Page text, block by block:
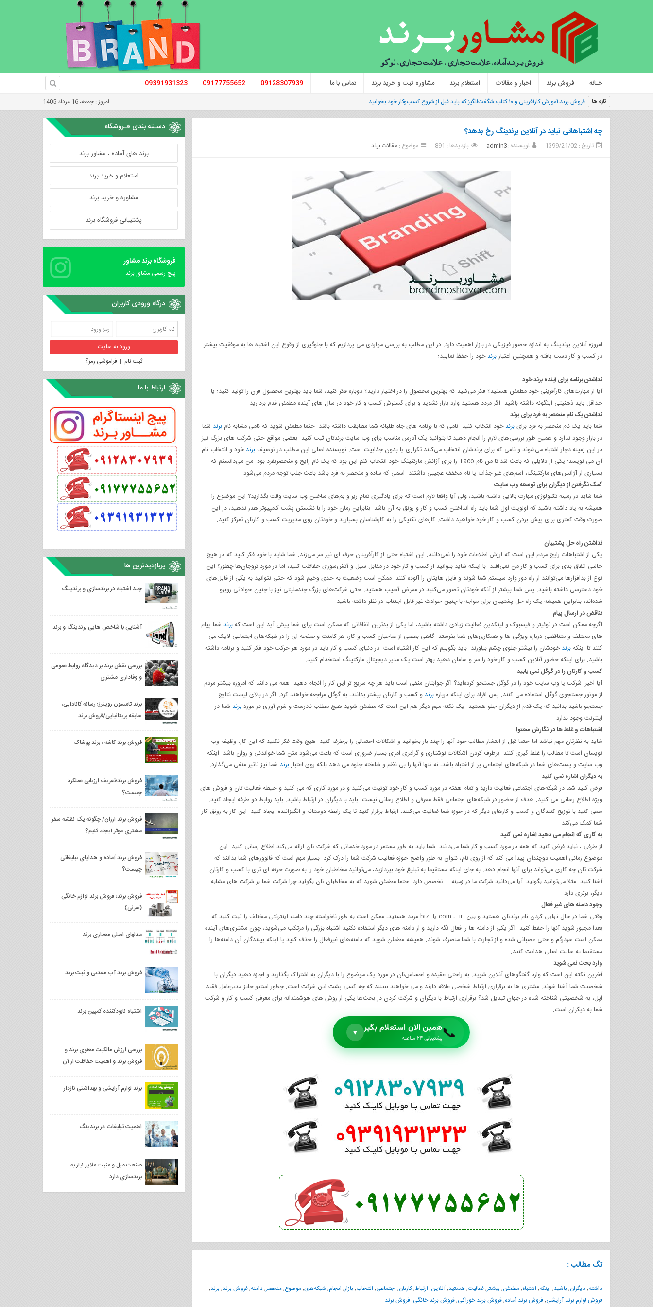
خـانه فروش برند اخبار و مقالات استعلام برند مشاوره ثبت و خرید برند تماس با ما 09128307939
09177755652
09391931323
تازه ها فروش برند،آموزش کارآفرینی و ۱۰ کتاب شگفت‌انگیز که باید قبل از شروع کسب‌وکار خود بخوانید امروز : جمعه، 16 مرداد 1405
چه اشتباهاتی نباید در آنلاین برندینگ رخ بدهد؟
تاریخ : 1399/21/02 نویسنده :admin3 بازدیدها : 891 موضوع : مقالات برند
امروزه آنلاین برندینگ به اندازه‌ حضور فیزیکی در بازار اهمیت دارد. در این مطلب به بررسی مواردی می پردازیم که با جلوگیری از وقوع این اشتباه ها به موفقیت بیشتر
در کسب و کار دست یافته و همچنین اعتباربرندخود را حفظ نمایید؛
نداشتن برنامه برای آینده برند خود
آیا از مهارت‌های کارآفرینی خود مطمئن هستید؟ فکر می‌کنید که بهترین محصول را در اختیار دارید؟ دوباره فکر کنید، شما باید بهترین محصول قرن را تولید کنید؛ یا
حداقل باید ذهنیتی اینگونه داشته باشید. اگر مردد هستید وارد بازار نشوید و برای گسترش کسب و کار خود در سال‌ های آینده مطمئن قدم بردارید.
نداشتن یک نام منحصر به فرد برای برند
شما باید یک نام منحصر ‌به فرد برایبرندخود انتخاب کنید. نامی که با برنامه ‌های جاه‌ طلبانه‌ شما مطابقت داشته باشد. حتما مطمئن شوید که نامی مشابه نام برند شما
در بازار وجود ندارد و همین طور بررسی‌های لازم را انجام دهید تا بتوانید یک آدرس مناسب برای وب ‌سایت برندتان ثبت کنید. بعضی مواقع حتی شرکت‌ های بزرگ نیز
در این زمینه دچار اشتباه می‌شوند و نامی که برای برندشان انتخاب می‌کنند تکراری یا بدون جذابیت است. نویسنده‌ اصلی این مطلب در توصیف برندخود و انتخاب نام
آن می ‌نویسد: یکی از دلایلی که باعث شد تا من نام Taco را برای آژانش مارکتینگ خود انتخاب کنم این بود که یک نام رایج و منحصر‌بفرد بود. من می‌دانستم که
بسیاری از آژانس‌های مارکتینگ، اسم‌های غیر جذاب یا نام مخفف عجیبی داشتند. اسمی که ساده و منحصر به فرد باشد باعث جلب توجه مردم می‌شود.
کمک نگرفتن از دیگران برای توسعه وب سایت
شما شاید در زمینه‌ تکنولوژی مهارت بالایی داشته باشید، ولی آیا واقعا لازم است که برای یادگیری تمام زیر و بم‌های ساختن وب‌ سایت وقت بگذارید؟ این موضوع را
همیشه به یاد داشته باشید که اولویت اول شما باید راه انداختن کسب و کار و رونق به آن باشد. بنابراین زمان خود را با نشستن پشت کامپیوتر هدر ندهید، در این
صورت وقت کمتری برای پیش‌ بردن کسب و کار خود خواهید داشت. کارهای تکنیکی را به کارشناسان بسپارید و خودتان روی مدیریت کسب و کارتان تمرکز کنید.
نداشتن راه ‌حل پشتیبان
یکی از اشتباهات رایج مردم این است که ارزش اطلاعات خود را نمی‌دانند. این اشتباه حتی از کارآفرینان حرفه ‌ای نیز سر می‌زند. شما شاید با خود فکر کنید که در هیچ
حالتی اتفاق بدی برای کسب و کار من نمی‌افتد. با اینکه شاید بتوانید از کسب و کار خود در مقابل سیل و آتش‌سوزی حفاظت کنید، اما در مورد تروجان‌ها چطور؟ این
نوع از بدافزارها می‌توانند از راه دور وارد سیستم شما شوند و فایل‌ هایتان را آلوده کنند. ممکن است وضعیت به حدی وخیم شود که حتی نتوانید به یکی از فایل‌های
خود دسترسی داشته باشید. پس شما بیشتر از آنکه خودتان تصور می‌کنید در معرض آسیب هستید. حتی شرکت‌های بزرگ چند‌ملیتی نیز با چنین حوادثی روبرو
شده‌اند، بنابراین همیشه یک راه ‌حل پشتیبان برای مواجه با چنین حوادث غیر ‌قابل اجتناب در نظر داشته باشید.
تناقض در ارسال پیام
اگرچه ممکن است در توئیتر و فیسبوک و لینکدین فعالیت زیادی داشته باشید، اما یکی از بدترین اتفاقاتی که ممکن است برای شما پیش آید این است کهبرند شما پیام
‌های مختلف و متناقضی درباره ویژگی ‌ها و همکاری‌های شما بفرستد. گاهی بعضی از صاحبان کسب و کار، هر کامنت و صفحه‌ ای را در شبکه‌های اجتماعی لایک می
‌کنند تا اینکهبرندخودشان را بیشتر جلوی چشم بیاورند. باید بگوییم که این کار اشتباه است. در دنیای کسب و کار باید در مورد هر حرکت خود فکر کنید و برنامه داشته
باشید. برای اینکه حضور آنلاین کسب و کار خود را سر و سامان دهید بهتر است یک مدیر دیجیتال مارکتینگ استخدام کنید.
کسب و کارتان را در گوگل نمی یابید
آیا اخیرا شرکت یا وب ‌سایت خود را در گوگل جستجو کرده‌اید؟ اگر جوابتان منفی است باید هر چه سریع‌ تر این‌ کار را انجام دهید. همه می ‌دانند که امروزه بیشتر مردم
از موتور جستجوی گوگل استفاده می ‌کنند. پس افراد برای اینکه درباره‌برند و کسب و کارتان بیشتر بدانند، به گوگل مراجعه خواهند کرد. اگر در بالای لیست نتایج
جستجو باشید بدانید که یک قدم از دیگران جلو هستید. یک نکته‌ مهم دیگر هم این است که مطمئن شوید هیچ مطلب نادرست و شرم ‌آوری در موردبرند شما در
اینترنت وجود ندارد.
اشتباهات و غلط ها در نگارش محتوا
شاید به نظرتان مهم نباشد اما حتما قبل از انتشار مطالب خود آنها را چند بار بخوانید و ‌اشکالات احتمالی را بر‌طرف کنید. هیچ‌ وقت فکر نکنید که این‌ کار، وظیفه‌ وب
‌نویسان است تا مطالب را غلط‌‌‌‌ گیری کنند. برطرف کردن اشکالات نوشتاری و گرامری امری بسیار ضروری است که باعث می‌شود متن شما خواندنی و روان باشد. اینکه
وب ‌سایت و پست‌های شما در شبکه‌های اجتماعی پر از اشتباه باشد، نه تنها آنها را بی ‌نظم و شلخته جلوه می ‌دهد بلکه روی اعتباربرند شما نیز تاثیر منفی می‌گذارد.
به دیگران اشاره نمی ‌کنید
فرض کنید شما در شبکه‌های اجتماعی فعالیت دارید و تمام هفته در مورد کسب و کار خود توئیت می‌کنید و در مورد کاری که می ‌کنید و حیطه‌ فعالیت ‌تان و فروش ‌های
ویژه اطلاع رسانی می‌ کنید. هدف از حضور در شبکه‌های اجتماعی فقط معرفی و اطلاع‌ رسانی نیست. باید با دیگران در ارتباط باشید. باید روابط‌ دو طرفه ایجاد کنید.
سعی کنید با توزیع ‌کنندگان و کسب و کارهای دیگر که در حوزه شما فعالیت می‌کنند، ارتباط برقرار کنید تا یک رابطه‌ دوستانه و انگیزاننده ایجاد کنید. این کار به رونق کار
شما کمک می‌کند.
به کاری که انجام می دهید اشاره نمی ‌کنید
از طرفی ، نباید فرض کنید که همه در مورد کسب و کار شما می‌دانند. شما باید به طور مستمر در مورد خدماتی که شرکت‌ تان ارائه می‌کند اطلاع ‌رسانی کنید. این
موضوع زمانی اهمیت دوچندان پیدا می ‌کند که از روی نام، نتوان به طور واضح حوزه فعالیت شرکت شما را درک کرد. بسیار مهم است که فالوور‌های شما بدانند که
شرکت ‌تان چه کاری می‌تواند برای آنها انجام دهد. به ‌جای اینکه مستقیما به تبلیغ خود بپردازید، می‌توانید مخاطبان خود را به صورت حرفه ای تری با کسب و کارتان
آشنا کنید. مثلا می‌توانید بگوئید: آیا می‌دانید شرکت ما در زمینه‌ … تخصص دارد. حتما مطمئن شوید که به مخاطبان ‌تان بگوئید چرا شرکت شما بر شرکت ‌های مشابه
دیگر، برتری دارد.
وجود دامنه های غیر فعال
وقتی شما در حال نهایی کردن نام برندتان هستید و بین .com ، .ir یا .biz مردد هستید، ممکن است به طور ناخواسته چند دامنه‌ اینترنتی مختلف را ثبت کنید که
بعدا مجبور شوید آنها را حفظ کنید. اگر یکی از دامنه‌ ها را فعال نگه دارید و از دامنه‌ های دیگر استفاده نکنید اشتباه بزرگی را مرتکب می‌شوید، چون مشتری‌های آینده
ممکن است سردرگم و حتی عصبانی شده و از تجارت با شما منصرف شوند. همیشه‌ مطمئن شوید که دامنه‌های غیر‌فعال را حذف کنید یا اینکه بینندگان آن دامنه‌ها را
مستقیما به سایت اصلی هدایت کنید.
وارد بحث نمی‌ شوید
آخرین نکته این است که وارد گفتگوهای آنلاین شوید. به راحتی عقیده و احساس‌تان در مورد یک موضوع را با دیگران به اشتراک بگذارید و اجازه دهید دیگران با
شخصیت شما آشنا شوند. مشتری‌ ها به برقراری ارتباط شخصی علاقه دارند و می‌ خواهند ببینند که چه‌ کسی پشت این شرکت است. چطور استیو جابز مدیر‌عامل فقید
اپل، به شخصیتی شناخته شده در جهان تبدیل شد؟ برقراری ارتباط با دیگران و شرکت کردن در بحث‌ها یکی از روش‌ های هوشمندانه برای معرفی کسب و کار و شرکت
شما به دیگران است.
📞همین الان استعلام بگیر
پشتیبانی ۲۴ ساعته
▼
تگ مطالب :
داشته,دیگران,باشید, اینکه, اشتباه,مطمئن,بیشتر,فعالیت,هستید,آنلاین, ارتباط,کارتان, اجتماعی, انتخاب,بازار, انجام, شبکه‌های,موضوع,منحصر,دامنه‌,فروش برند,برند,
فروش لوازم برند آرایشی,فروش برند آماده,فروش برند خوراکی,فروش برند خانگی,فروش برند
دسـته بندی فـروشگاه
برند های آماده ، مشاور برند
استعلام و خرید برند
مشاوره و خرید برند
پشتیبانی فروشگاه برند
فروشگاه برند مشاور
پیچ رسمی مشاور برند
درگاه ورودی کاربران
ثبت نام |فراموشی رمز؟
ارتباط با ما
پربازدیدترین ها
چند اشتباه در برندسازی و برندینگ
آشنایی با شاخص هایی برندینگ و برند
بررسی نقش برند بر دیدگاه روابط عمومی
و وفاداری مشتری
برند تامسون رویترز؛ رسانه کانادایی،
سابقه بریتانیایی/فروش برند
فروش برند کاشه ، برند پوشاک
فروش برند؛تعریف ارزیابی عملکرد
چیست؟
فروش برند ارزان/ چگونه یک نقشه سفر
مشتری موثر ایجاد کنیم؟
فروش برند آماده و هدایای تبلیغاتی
چیست؟
فروش برند؛ فروش برند لوازم خانگی
(سرنی)
مدلهای اصلی معماری برند
فروش برند آب معدنی و ثبت برند
اشتباه نابودکننده کمپین برند
بررسی ارزش مالکیت معنوی برند و
فروش برند و اهمیت حفاظت از آن
برند لوازم آرایشی و بهداشتی نازدار
اهمیت تبلیغات در برندینگ
صنعت مبل و منبت ملایر نیاز به
برندسازی دارد